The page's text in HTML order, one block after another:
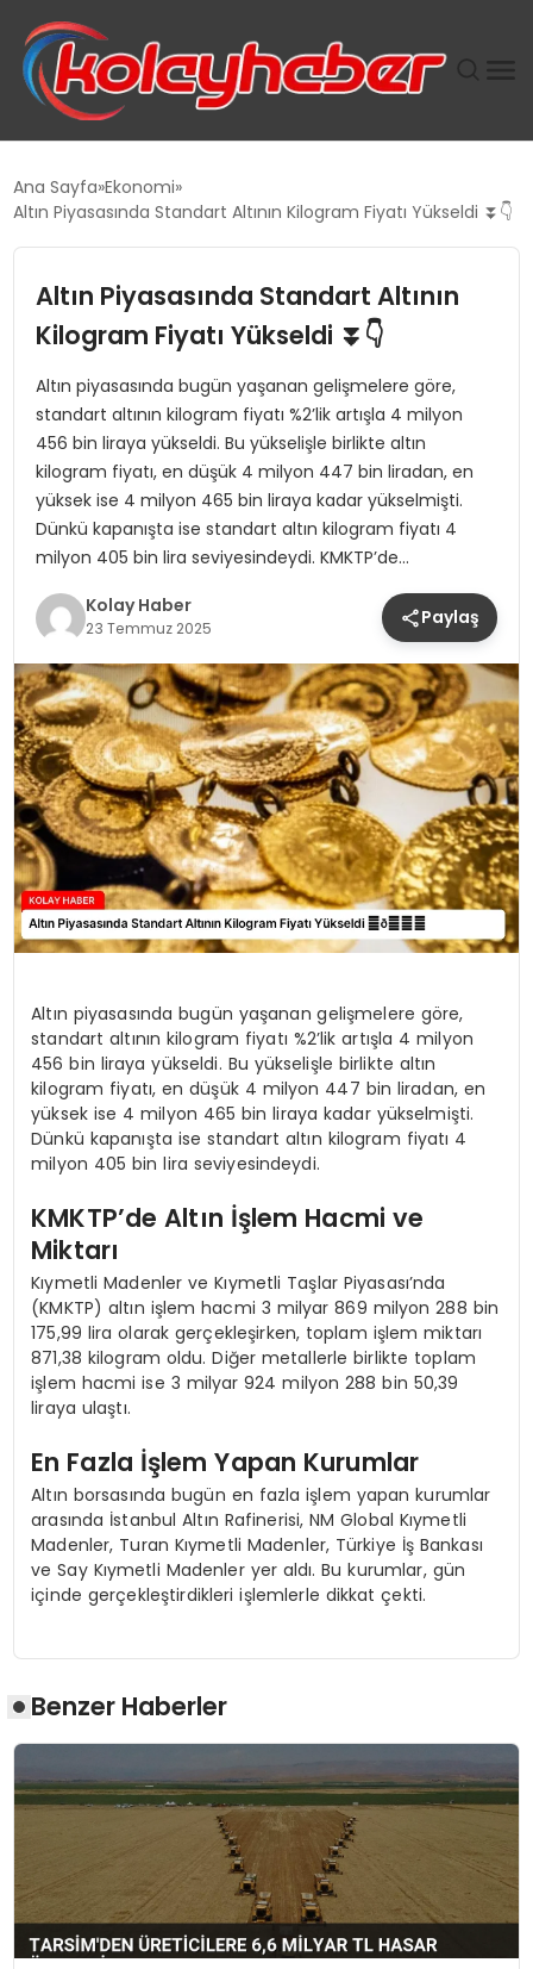
TANYER YAPI ZEMIN MÜHENDISLIĞINDE HEDEF
BÜYÜTTÜ
TOROSLAR’DA PAZAR GERGİNLİĞİ!
Ana Sayfa Ekonomi
Altın Piyasasında Standart Altının Kilogram Fiyatı Yükseldi ⏬👇
Altın Piyasasında Standart Altının
Kilogram Fiyatı Yükseldi ⏬👇
Altın piyasasında bugün yaşanan gelişmelere göre,
standart altının kilogram fiyatı %2’lik artışla 4 milyon
456 bin liraya yükseldi. Bu yükselişle birlikte altın
kilogram fiyatı, en düşük 4 milyon 447 bin liradan, en
yüksek ise 4 milyon 465 bin liraya kadar yükselmişti.
Dünkü kapanışta ise standart altın kilogram fiyatı 4
milyon 405 bin lira seviyesindeydi. KMKTP’de…
Kolay Haber
23 Temmuz 2025 Paylaş
Altın piyasasında bugün yaşanan gelişmelere göre,
standart altının kilogram fiyatı %2’lik artışla 4 milyon
456 bin liraya yükseldi. Bu yükselişle birlikte altın
kilogram fiyatı, en düşük 4 milyon 447 bin liradan, en
yüksek ise 4 milyon 465 bin liraya kadar yükselmişti.
Dünkü kapanışta ise standart altın kilogram fiyatı 4
milyon 405 bin lira seviyesindeydi.
KMKTP’de Altın İşlem Hacmi ve
Miktarı
Kıymetli Madenler ve Kıymetli Taşlar Piyasası’nda
(KMKTP) altın işlem hacmi 3 milyar 869 milyon 288 bin
175,99 lira olarak gerçekleşirken, toplam işlem miktarı
871,38 kilogram oldu. Diğer metallerle birlikte toplam
işlem hacmi ise 3 milyar 924 milyon 288 bin 50,39
liraya ulaştı.
En Fazla İşlem Yapan Kurumlar
Altın borsasında bugün en fazla işlem yapan kurumlar
arasında İstanbul Altın Rafinerisi, NM Global Kıymetli
Madenler, Turan Kıymetli Madenler, Türkiye İş Bankası
ve Say Kıymetli Madenler yer aldı. Bu kurumlar, gün
içinde gerçekleştirdikleri işlemlerle dikkat çekti.
Benzer Haberler